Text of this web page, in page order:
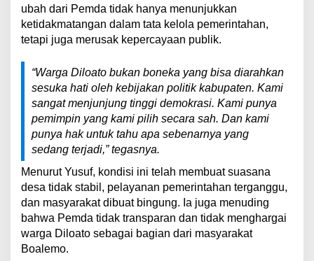
ubah dari Pemda tidak hanya menunjukkan
ketidakmatangan dalam tata kelola pemerintahan,
tetapi juga merusak kepercayaan publik.
“Warga Diloato bukan boneka yang bisa diarahkan
sesuka hati oleh kebijakan politik kabupaten. Kami
sangat menjunjung tinggi demokrasi. Kami punya
pemimpin yang kami pilih secara sah. Dan kami
punya hak untuk tahu apa sebenarnya yang
sedang terjadi,” tegasnya.
Menurut Yusuf, kondisi ini telah membuat suasana
desa tidak stabil, pelayanan pemerintahan terganggu,
dan masyarakat dibuat bingung. Ia juga menuding
bahwa Pemda tidak transparan dan tidak menghargai
warga Diloato sebagai bagian dari masyarakat
Boalemo.